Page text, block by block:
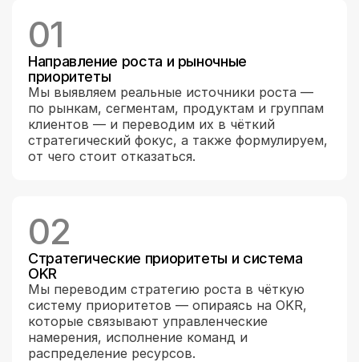
01
Направление роста и рыночные
приоритеты
Мы выявляем реальные источники роста —
по рынкам, сегментам, продуктам и группам
клиентов — и переводим их в чёткий
стратегический фокус, а также формулируем,
от чего стоит отказаться.
02
Стратегические приоритеты и система
OKR
Мы переводим стратегию роста в чёткую
систему приоритетов — опираясь на OKR,
которые связывают управленческие
намерения, исполнение команд и
распределение ресурсов.